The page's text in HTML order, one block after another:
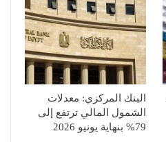
البنك المركزي: معدلات
الشمول المالي ترتفع إلى
79% بنهاية يونيو 2026